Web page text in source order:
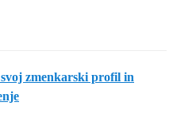
zmenkarski profil in